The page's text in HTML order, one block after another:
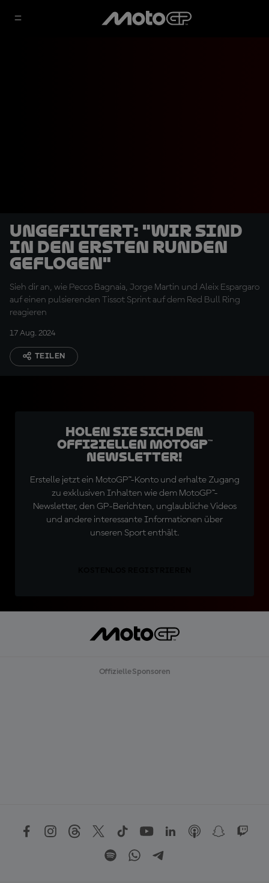
UNGEFILTERT: "Wir sind
in den ersten Runden
geflogen"
Sieh dir an, wie Pecco Bagnaia, Jorge Martin und Aleix Espargaro
auf einen pulsierenden Tissot Sprint auf dem Red Bull Ring
reagieren
17 Aug. 2024
TEILEN
Holen Sie sich den
offiziellen MotoGP™
Newsletter!
Erstelle jetzt ein MotoGP™-Konto und erhalte Zugang
zu exklusiven Inhalten wie dem MotoGP™-
Newsletter, den GP-Berichten, unglaubliche Videos
und andere interessante Informationen über
unseren Sport enthält.
Offizielle Sponsoren